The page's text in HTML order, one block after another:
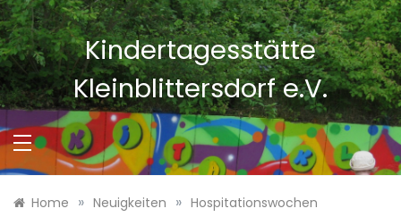
Skip
to
content
Kindertagesstätte
Kleinblittersdorf e.V.
Home » Neuigkeiten » Hospitationswochen